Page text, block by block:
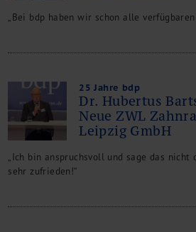
„Bei bdp haben wir schon alle
25 Jahre bdp
Dr. Hubertus
Neue ZWL
Leipzig GmbH
„Ich bin anspruchsvoll und sage das
sehr zufrieden!“